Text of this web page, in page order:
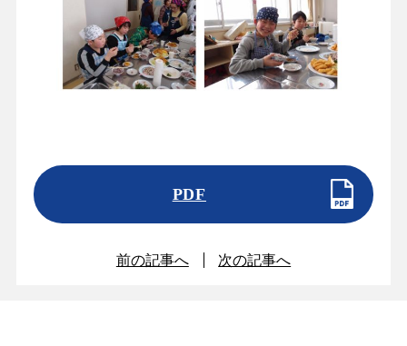
PDF
前の記事へ 次の記事へ